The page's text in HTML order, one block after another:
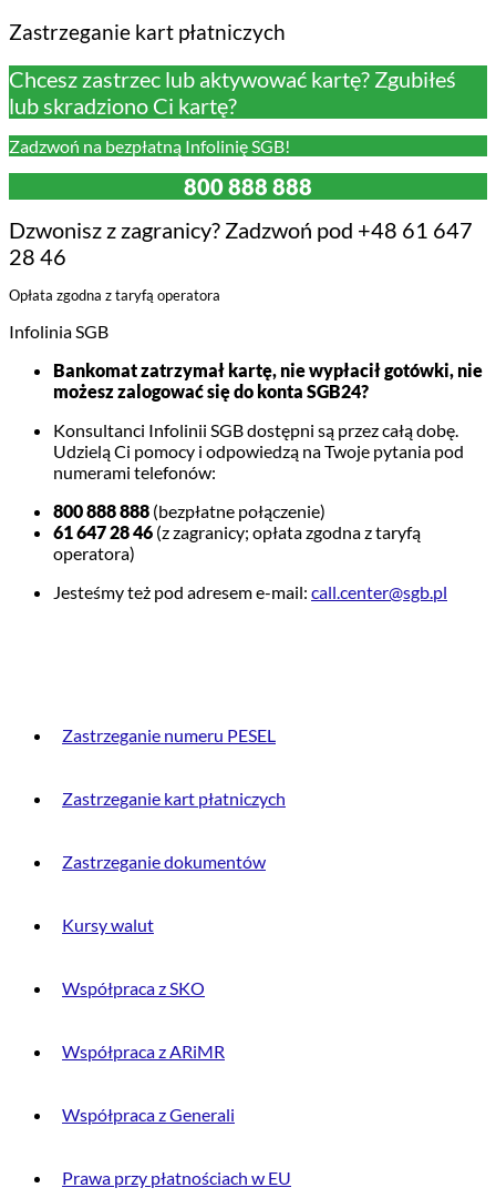
Zastrzeganie kart płatniczych
Chcesz zastrzec lub aktywować kartę? Zgubiłeś
lub skradziono Ci kartę?
Zadzwoń na bezpłatną Infolinię SGB!
800 888 888
Dzwonisz z zagranicy? Zadzwoń pod +48 61 647
28 46
Opłata zgodna z taryfą operatora
Infolinia SGB
Bankomat zatrzymał kartę, nie wypłacił gotówki, nie
możesz zalogować się do konta SGB24?
Konsultanci Infolinii SGB dostępni są przez całą dobę.
Udzielą Ci pomocy i odpowiedzą na Twoje pytania pod
numerami telefonów:
800 888 888 (bezpłatne połączenie)
61 647 28 46 (z zagranicy; opłata zgodna z taryfą
operatora)
Jesteśmy też pod adresem e-mail: call.center@sgb.pl
Zastrzeganie numeru PESEL
Zastrzeganie kart płatniczych
Zastrzeganie dokumentów
Kursy walut
Współpraca z SKO
Współpraca z ARiMR
Współpraca z Generali
Prawa przy płatnościach w EU